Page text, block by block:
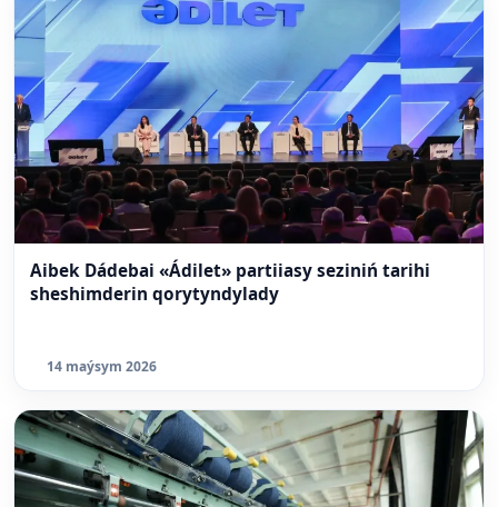
Aibek Dádebai «Ádilet» partiiasy seziniń tarihi
sheshimderin qorytyndylady
14 maýsym 2026